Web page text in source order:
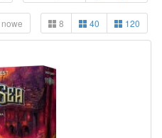
nowe 8 40 120